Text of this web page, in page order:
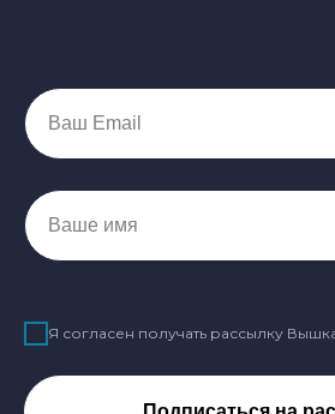
Ваш Email
Ваше имя
Я согласен получать рассылку